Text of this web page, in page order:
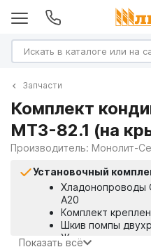
Запчасти
Комплект
МТЗ-82.1 (на
МТЗ
Производитель: Монолит-
Установочный
Хладонопроводы
А20
Комплект
Шкив помпы
Жгут проводки
Показать всё